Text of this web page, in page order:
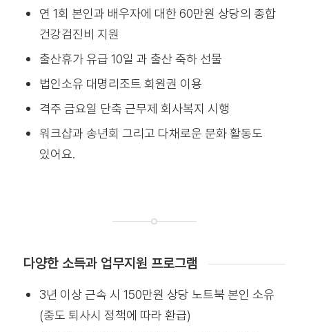
연 1회 본인과 배우자에 대한 60만원 상당의 종합
건강검진비 지원
출산휴가 유급 10일 과 출산 축하 선물
법인소유 대명리조트 회원권 이용
격주 금요일 단축 근무제 회사복지 시행
워크샵과 송년회 그리고 다채로운 문화 활동도
있어요.
다양한 소득과 업무지원 프로그램
3년 이상 근속 시 150만원 상당 노트북 본인 소유
(중도 퇴사시 정책에 따라 환급)